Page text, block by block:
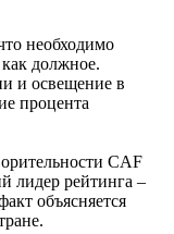
необходимо
должное.
и освещение в
процента
CAF
лидер рейтинга –
объясняется